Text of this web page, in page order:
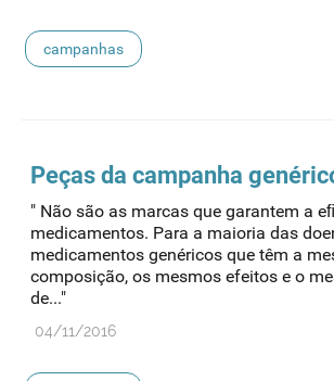
campanhas
Peças da campanha
" Não são as marcas que garantem a
medicamentos. Para a maioria das
medicamentos genéricos que têm a
composição, os mesmos efeitos e o
de..."
04/11/2016